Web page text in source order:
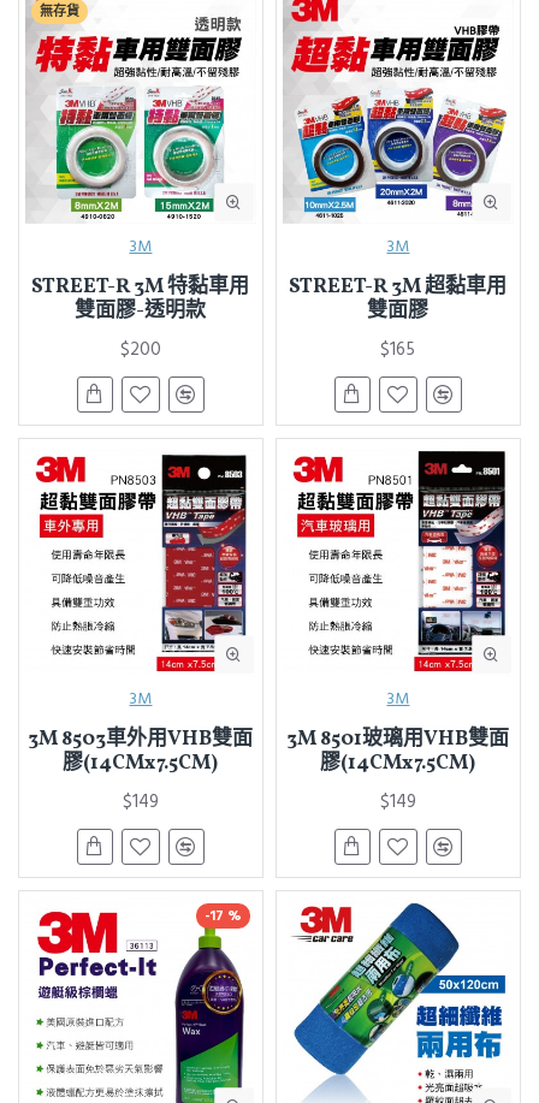
無存貨
3M
STREET-R 3M 特黏車用
雙面膠-透明款
$200
3M
STREET-R 3M 超黏車用
雙面膠
$165
3M
3M 8503車外用VHB雙面
膠(14CMx7.5CM)
$149
3M
3M 8501玻璃用VHB雙面
膠(14CMx7.5CM)
$149
-17 %